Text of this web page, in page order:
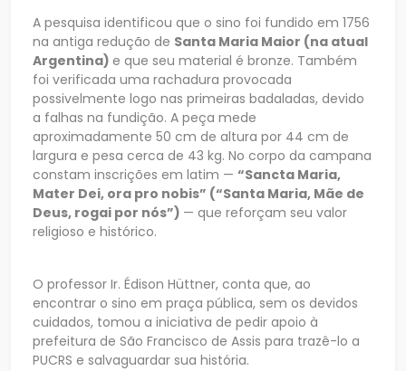
A pesquisa identificou que o sino foi fundido em 1756
na antiga redução de Santa Maria Maior (na atual
Argentina) e que seu material é bronze. Também
foi verificada uma rachadura provocada
possivelmente logo nas primeiras badaladas, devido
a falhas na fundição. A peça mede
aproximadamente 50 cm de altura por 44 cm de
largura e pesa cerca de 43 kg. No corpo da campana
constam inscrições em latim — “Sancta Maria,
Mater Dei, ora pro nobis” (“Santa Maria, Mãe de
Deus, rogai por nós”) — que reforçam seu valor
religioso e histórico.
O professor Ir. Édison Hüttner, conta que, ao
encontrar o sino em praça pública, sem os devidos
cuidados, tomou a iniciativa de pedir apoio à
prefeitura de São Francisco de Assis para trazê-lo a
PUCRS e salvaguardar sua história.